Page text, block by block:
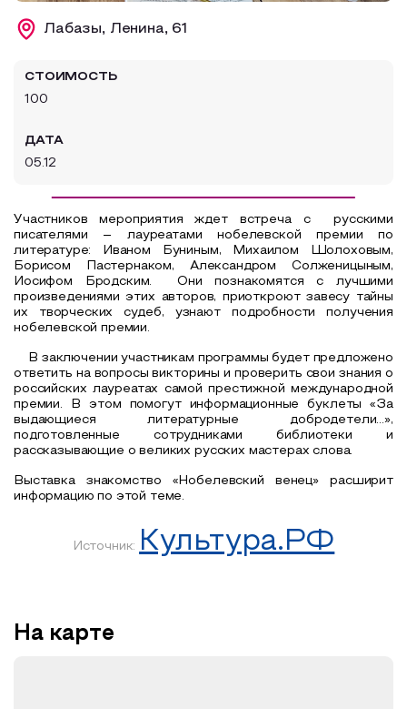
Образовательный туризм
Лабазы, Ленина, 61
СТОИМОСТЬ
100
ДАТА
05.12
Участников мероприятия ждет встреча с
русскими
писателями – лауреатами нобелевской премии по
литературе: Иваном Буниным, Михаилом Шолоховым,
Борисом Пастернаком, Александром Солженицыным,
Иосифом Бродским.
Они познакомятся с лучшими
произведениями этих авторов, приоткроют завесу тайны
их творческих судеб, узнают подробности получения
нобелевской премии.
В заключении участникам программы будет предложено
ответить на вопросы викторины и проверить свои знания о
российских лауреатах самой престижной международной
премии. В этом помогут информационные буклеты «За
выдающиеся литературные добродетели…»,
подготовленные сотрудниками библиотеки и
рассказывающие о великих русских мастерах слова.
Выставка знакомство «Нобелевский венец» расширит
информацию по этой теме.
Источник: Культура.РФ
На карте